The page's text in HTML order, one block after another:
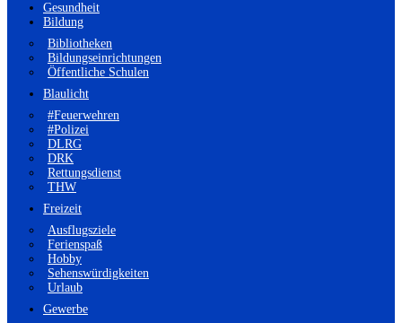
Gesundheit
Bildung
Bibliotheken
Bildungseinrichtungen
Öffentliche Schulen
Blaulicht
#Feuerwehren
#Polizei
DLRG
DRK
Rettungsdienst
THW
Freizeit
Ausflugsziele
Ferienspaß
Hobby
Sehenswürdigkeiten
Urlaub
Gewerbe